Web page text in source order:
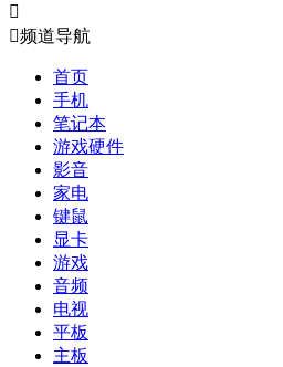

频道导航
首页
手机
笔记本
游戏硬件
影音
家电
键鼠
显卡
游戏
音频
电视
平板
主板